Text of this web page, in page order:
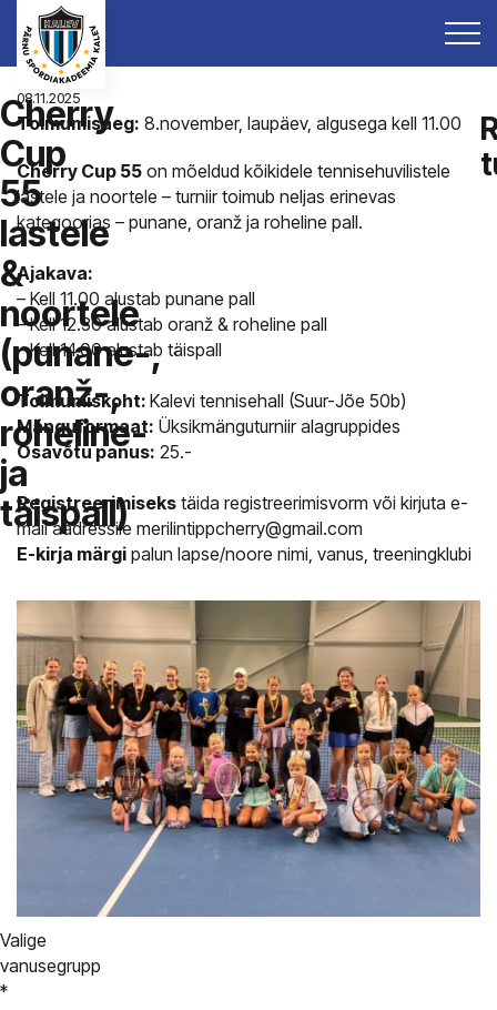
Cherry
Cup
55
lastele
&
noortele
(punane-,
oranž-,
roheline-
ja
täispall)
08.11.2025
Toimumisaeg: 8.november, laupäev, algusega kell 11.00
Cherry Cup 55 on mõeldud kõikidele tennisehuvilistele
lastele ja noortele – turniir toimub neljas erinevas
kategoorias – punane, oranž ja roheline pall.
Ajakava:
– Kell 11.00 alustab punane pall
– Kell 12.30 alustab oranž & roheline pall
– Kell 14.00 alustab täispall
Toimumiskoht: Kalevi tennisehall (Suur-Jõe 50b)
Mänguformaat: Üksikmänguturniir alagruppides
Osavõtu panus: 25.-
Registreerimiseks täida registreerimisvorm või kirjuta e-
mail aadressile merilintippcherry@gmail.com
E-kirja märgi palun lapse/noore nimi, vanus, treeningklubi
Valige
vanusegrupp
*